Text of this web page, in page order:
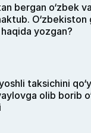
bergan o‘zbek
yozgan?
taksichini
olib borib